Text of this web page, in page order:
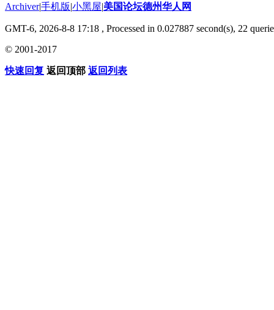
Archiver|手机版|小黑屋|美国论坛德州华人网
GMT-6, 2026-8-8 17:18 , Processed in 0.027887 second(s), 22
© 2001-2017
快速回复 返回顶部 返回列表